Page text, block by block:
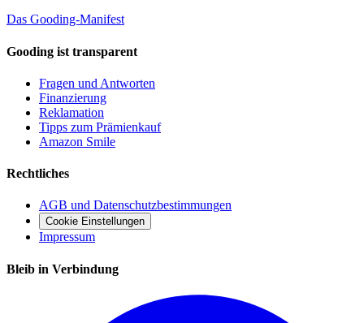
Das Gooding-Manifest
Gooding ist transparent
Fragen und Antworten
Finanzierung
Reklamation
Tipps zum Prämienkauf
Amazon Smile
Rechtliches
AGB und Datenschutzbestimmungen
Cookie Einstellungen
Impressum
Bleib in Verbindung